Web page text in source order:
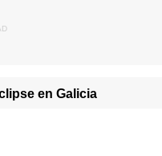
en Galicia